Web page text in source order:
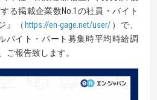
る掲載企業数No.1の社員・バイト
』（https://en-gage.net/user/ ）で、
バイト・パート募集時平均時給調
ご報告致します。